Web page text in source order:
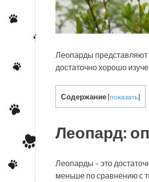
Леопарды представляют
достаточно хорошо
Содержание[показать]
Леопард:
Леопарды – это
меньше по сравнению с